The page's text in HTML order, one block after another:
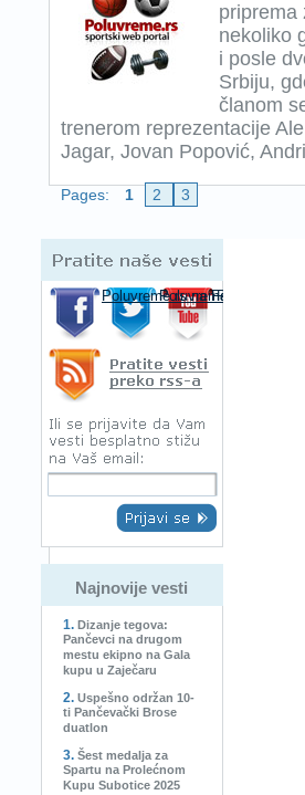
priprema
nekoliko
i posle
Srbiju,
članom
trenerom reprezentacije
Jagar, Jovan Popović,
Pages: 1 2 3
Poluvreme.rs na Facebooku-u
Poluvreme.rs na
Poluvreme.rs
Najnovije vesti
Dizanje tegova:
Pančevci na drugom
mestu ekipno na Gala
kupu u Zaječaru
Uspešno održan 10-
ti Pančevački Brose
duatlon
Šest medalja za
Spartu na Prolećnom
Kupu Subotice 2025